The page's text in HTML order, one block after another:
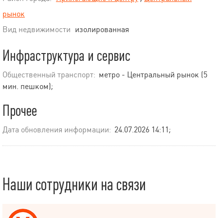
рынок
Вид недвижимости изолированная
Инфраструктура и сервис
Общественный транспорт: метро - Центральный рынок (5
мин. пешком);
Прочее
Дата обновления информации: 24.07.2026 14:11;
Наши сотрудники на связи